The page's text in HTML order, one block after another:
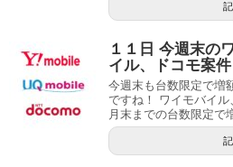
１１日 今週末の
イル、ドコモ案
今週末も台数限定で増
ですね！ ワイモバイ
月末までの台数限定で